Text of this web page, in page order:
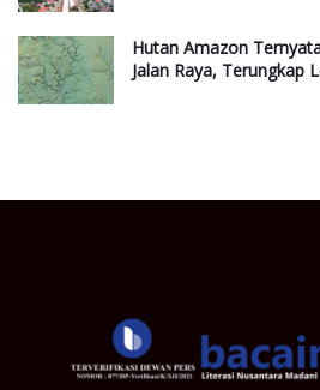
Hutan Amazon
Jalan Raya, Terungkap